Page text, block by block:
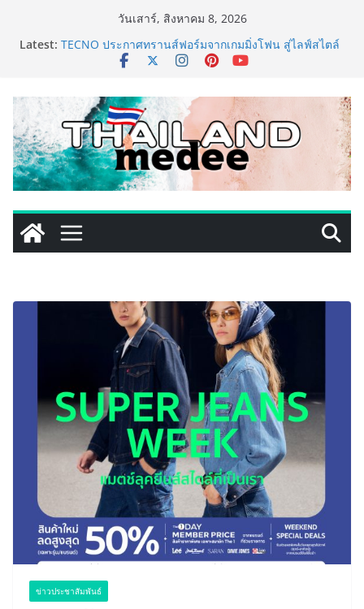
วันเสาร์, สิงหาคม 8, 2026
Latest: TECNO ประกาศทรานส์ฟอร์มจากเกมมิ่งโฟน สู่ไลฟ์สไตล์
แฟชั่นไอเท็ม เสิร์ฟใหญ่ปักหมุดแลนมาร์คใหม่กลางสถานี
PIPPER STANDARD® เปิดตัวแชมพูอาบน้ำ และ โฟมอาบ
แห้งสัตว์เลี้ยง ชูนวัตกรรมพลังธรรมชาติ “Zero-Residue”
เลียขนได้ ปลอดภัย ไร้สารตกค้าง
เริ่มแล้ว! อ.ต.ก.แฟร์ 4 ภาค @ภาคกลาง “มนต์เสน่ห์เกษตร
ไทย สู่ใจกลางมหานคร” ชวนชิม ช้อป สินค้าเกษตร
คุณภาพจากทั่วไทย วันนี้ – 8 สิงหาคมนี้ ณ ลานคนเมือง
ททท. ประกาศความสำเร็จ Village to the World Season
5 ผนึก 9 พันธมิตร ขับเคลื่อน ESG Tourism สืบสานพระ
ราชปณิธาน สร้างคุณค่าการท่องเที่ยวไทยอย่างยั่งยืน
เหิงลี่ แมนูแฟคเจอริ่ง เทคโนโลยี (ไทยแลนด์) เปิดโรงงาน
แห่งใหม่ในชลบุรี เดินหน้าขยายฐานการผลิตสู่เอเชียตะวัน
ข่าวประชาสัมพันธ์